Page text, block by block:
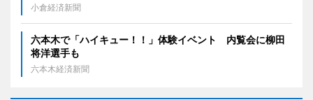
小倉経済新聞
六本木で「ハイキュー！！」体験イベント 内覧会に柳田
将洋選手も
六本木経済新聞